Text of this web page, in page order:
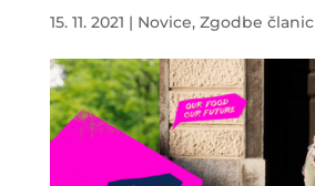
15. 11. 2021 | Novice, Zgodbe članic